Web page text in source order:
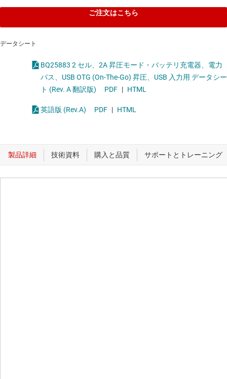
ご注文はこちら
データシート
BQ25883 2 セル、2A 昇圧モード・バッテリ充電器、電力
パス、USB OTG (On-The-Go) 昇圧、USB 入力用 データシー
ト (Rev. A 翻訳版)
PDF | HTML
英語版 (Rev.A) PDF | HTML